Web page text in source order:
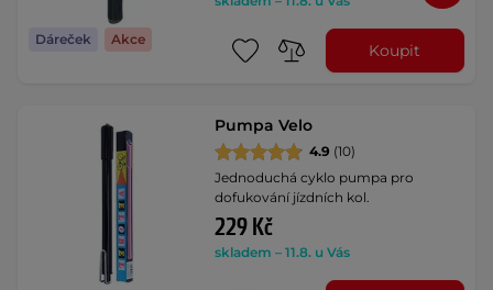
Dáreček Akce
Koupit
Pumpa Velo
4.9 (10)
Jednoduchá cyklo pumpa pro
dofukování jízdních kol.
229 Kč
skladem – 11.8. u Vás